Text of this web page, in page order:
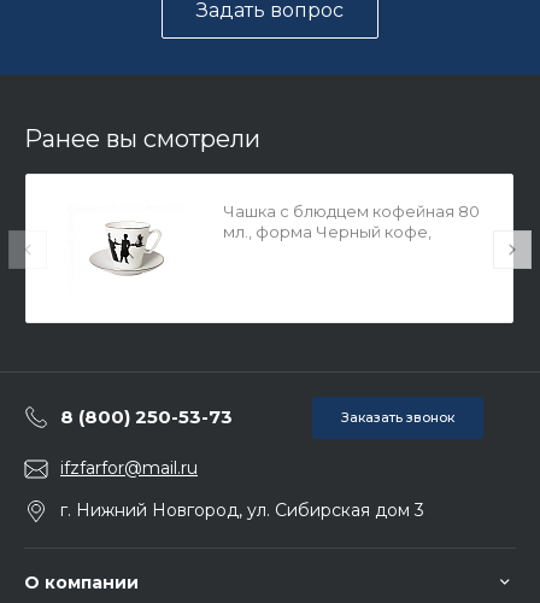
Задать вопрос
Ранее вы смотрели
Чашка с блюдцем кофейная 80
мл., форма Черный кофе,
8 (800) 250-53-73 Заказать звонок
ifzfarfor@mail.ru
г. Нижний Новгород, ул. Сибирская дом 3
О компании